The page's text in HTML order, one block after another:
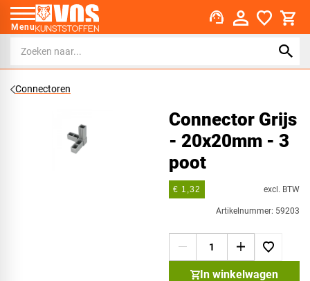
Menu support_agent
Connectoren
Connector Grijs
- 20x20mm - 3
poot
€ 1,32 excl. BTW
Artikelnummer: 59203
In winkelwagen